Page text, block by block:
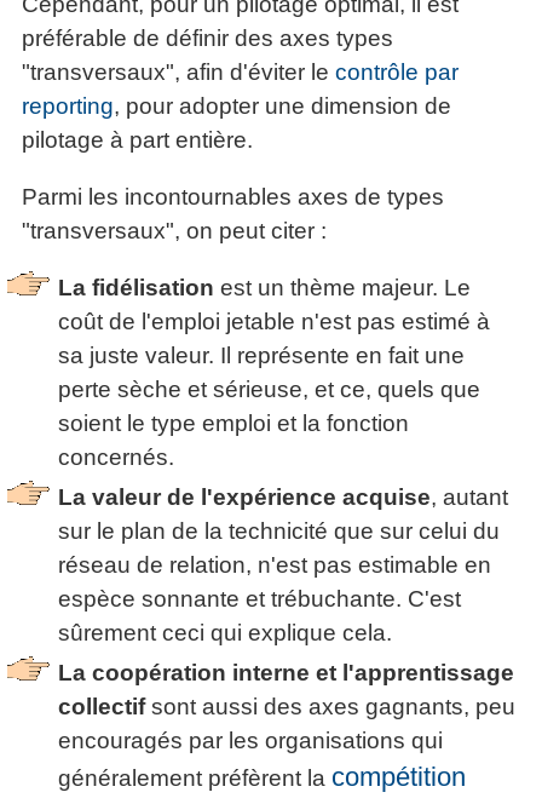
préférable de définir des axes types
"transversaux", afin d'éviter le contrôle par
reporting, pour adopter une dimension de
pilotage à part entière.
Parmi les incontournables axes de types
"transversaux", on peut citer :
La fidélisation est un thème majeur. Le
coût de l'emploi jetable n'est pas estimé à
sa juste valeur. Il représente en fait une
perte sèche et sérieuse, et ce, quels que
soient le type emploi et la fonction
concernés.
La valeur de l'expérience acquise, autant
sur le plan de la technicité que sur celui du
réseau de relation, n'est pas estimable en
espèce sonnante et trébuchante. C'est
sûrement ceci qui explique cela.
La coopération interne et l'apprentissage
collectifsont aussi des axes gagnants, peu
encouragés par les organisations qui
généralement préfèrent la compétition